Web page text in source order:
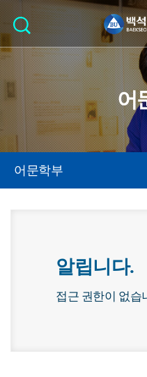
어
어문학부
알립니다.
접근 권한이 없습